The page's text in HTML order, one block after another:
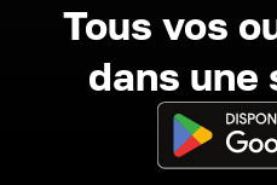
Tous vos
dans une